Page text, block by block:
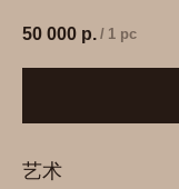
50 000 р. / 1 pc
艺术